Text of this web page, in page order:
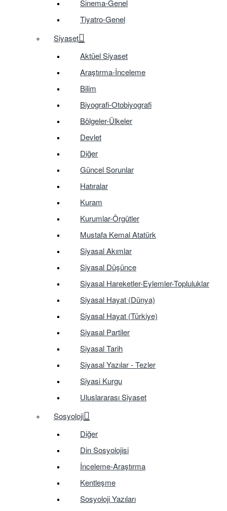
Sinema-Genel
Tiyatro-Genel
Siyaset
Aktüel Siyaset
Araştırma-İnceleme
Bilim
Biyografi-Otobiyografi
Bölgeler-Ülkeler
Devlet
Diğer
Güncel Sorunlar
Hatıralar
Kuram
Kurumlar-Örgütler
Mustafa Kemal Atatürk
Siyasal Akımlar
Siyasal Düşünce
Siyasal Hareketler-Eylemler-Topluluklar
Siyasal Hayat (Dünya)
Siyasal Hayat (Türkiye)
Siyasal Partiler
Siyasal Tarih
Siyasal Yazılar - Tezler
Siyasi Kurgu
Uluslararası Siyaset
Sosyoloji
Diğer
Din Sosyolojisi
İnceleme-Araştırma
Kentleşme
Sosyoloji Yazıları